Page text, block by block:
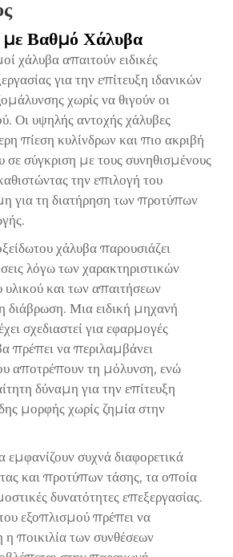
Βαθμό Χάλυβα
χάλυβα απαιτούν ειδικές
για την επίτευξη ιδανικών
χωρίς να θιγούν οι
Οι υψηλής αντοχής χάλυβες
πίεση κυλίνδρων και πιο ακριβή
σε σύγκριση με τους συνηθισμένους
την επιλογή του
για τη διατήρηση των προτύπων
χάλυβα παρουσιάζει
λόγω των χαρακτηριστικών
υλικού και των απαιτήσεων
διάβρωση. Μια ειδική μηχανή
σχεδιαστεί για εφαρμογές
πρέπει να περιλαμβάνει
αποτρέπουν τη μόλυνση, ενώ
δύναμη για την επίτευξη
μορφής χωρίς ζημία στην
συχνά διαφορετικά
και προτύπων τάσης, τα οποία
δυνατότητες επεξεργασίας.
εξοπλισμού πρέπει να
ποικιλία των συνθέσεων